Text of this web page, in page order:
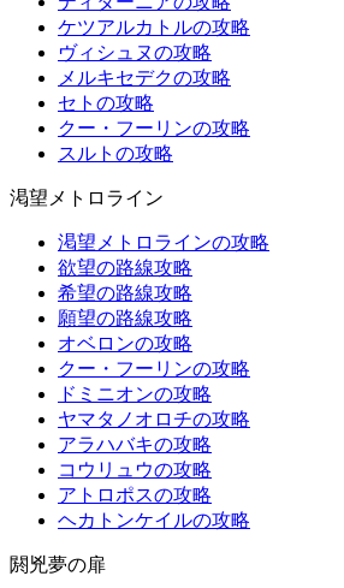
ケツアルカトルの攻略
ヴィシュヌの攻略
メルキセデクの攻略
セトの攻略
クー・フーリンの攻略
スルトの攻略
渇望メトロライン
渇望メトロラインの攻略
欲望の路線攻略
希望の路線攻略
願望の路線攻略
オベロンの攻略
クー・フーリンの攻略
ドミニオンの攻略
ヤマタノオロチの攻略
アラハバキの攻略
コウリュウの攻略
アトロポスの攻略
ヘカトンケイルの攻略
閼兇夢の扉